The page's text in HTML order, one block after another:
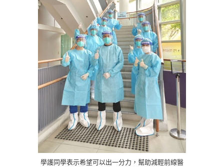
學護同學表示希望可以出一分力，幫助減輕前線醫